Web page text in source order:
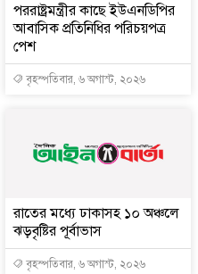
পররাষ্ট্রমন্ত্রীর কা‌ছে ইউএনডিপির
আবাসিক প্রতিনিধির পরিচয়পত্র
পেশ
বৃহস্পতিবার, ৬ অগাস্ট, ২০২৬
রাতের মধ্যে ঢাকাসহ ১০ অঞ্চলে
ঝড়বৃষ্টির পূর্বাভাস
বৃহস্পতিবার, ৬ অগাস্ট, ২০২৬